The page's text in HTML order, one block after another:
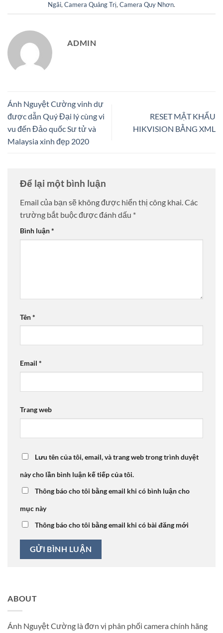
ABOUT
Ánh Nguyệt Cường là đơn vị phân phối camera chính hãng
Ngãi,Camera Quảng Trị,Camera Quy Nhơn.
ADMIN
Ánh Nguyệt Cường vinh dự
được dẫn Quý Đại lý cùng vi
vu đến Đảo quốc Sư tử và
Malaysia xinh đẹp 2020
RESET MẬT KHẨU
HIKVISION BẰNG XML
Để lại một bình luận
Email của bạn sẽ không được hiển thị công khai.Các
trường bắt buộc được đánh dấu *
Bình luận*
Tên*
Email *
Trang web
Lưu tên của tôi, email, và trang web trong trình duyệt
này cho lần bình luận kế tiếp của tôi.
Thông báo cho tôi bằng email khi có bình luận cho
mục này
Thông báo cho tôi bằng email khi có bài đăng mới